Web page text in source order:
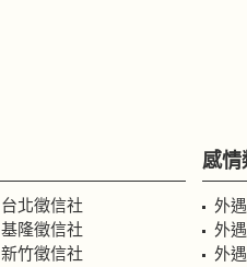
台北徵信社
基隆徵信社
新竹徵信社
感情
外遇
外
外